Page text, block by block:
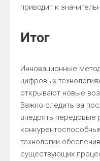
приводит к
Итог
Инновационные
цифровых
открывают новые
Важно следить за
внедрять передовые
технологии
существующих